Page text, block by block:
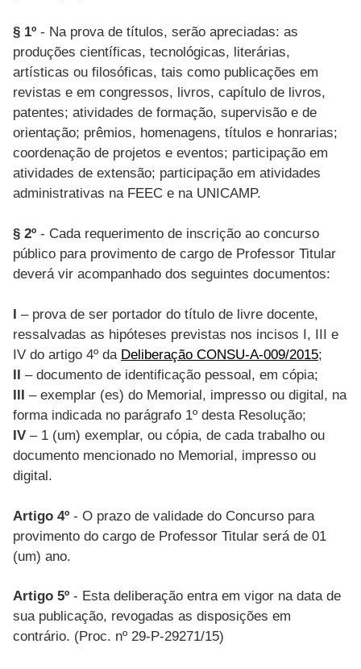
§ 1º - Na prova de títulos, serão apreciadas: as
produções científicas, tecnológicas, literárias,
artísticas ou filosóficas, tais como publicações em
revistas e em congressos, livros, capítulo de livros,
patentes; atividades de formação, supervisão e de
orientação; prêmios, homenagens, títulos e honrarias;
coordenação de projetos e eventos; participação em
atividades de extensão; participação em atividades
administrativas na FEEC e na UNICAMP.
§ 2º - Cada requerimento de inscrição ao concurso
público para provimento de cargo de Professor Titular
deverá vir acompanhado dos seguintes documentos:
I – prova de ser portador do título de livre docente,
ressalvadas as hipóteses previstas nos incisos I, III e
IV do artigo 4º da Deliberação CONSU-A-009/2015;
II – documento de identificação pessoal, em cópia;
III – exemplar (es) do Memorial, impresso ou digital, na
forma indicada no parágrafo 1º desta Resolução;
IV – 1 (um) exemplar, ou cópia, de cada trabalho ou
documento mencionado no Memorial, impresso ou
digital.
Artigo 4º - O prazo de validade do Concurso para
provimento do cargo de Professor Titular será de 01
(um) ano.
Artigo 5º - Esta deliberação entra em vigor na data de
sua publicação, revogadas as disposições em
contrário. (Proc. nº 29-P-29271/15)